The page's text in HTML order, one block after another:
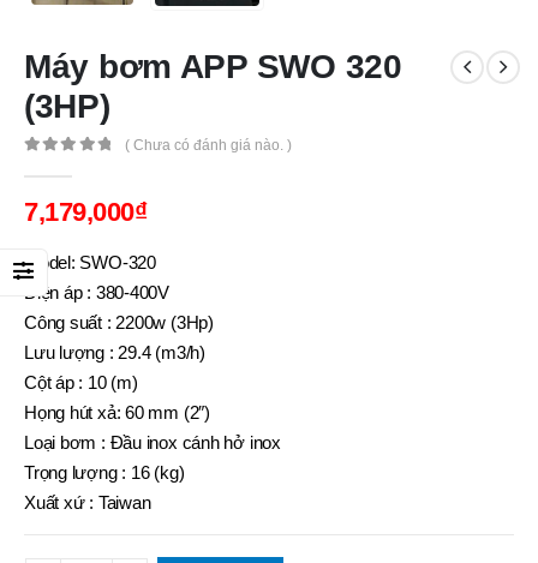
Máy bơm APP SWO 320
(3HP)
( Chưa có đánh giá nào. )
7,179,000₫
Model: SWO-320
Điện áp : 380-400V
Công suất : 2200w (3Hp)
Lưu lượng : 29.4 (m3/h)
Cột áp : 10 (m)
Họng hút xả: 60 mm (2″)
Loại bơm : Đầu inox cánh hở inox
Trọng lượng : 16 (kg)
Xuất xứ : Taiwan